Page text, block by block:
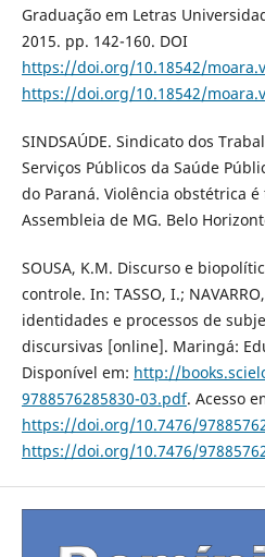
Graduação em Letras
2015. pp. 142-160. DOI
https://doi.org/10.18542/
https://doi.org/10.18542/
SINDSAÚDE. Sindicato dos
Serviços Públicos da Saúde
do Paraná. Violência obstétrica
Assembleia de MG. Belo
SOUSA, K.M. Discurso e
controle. In: TASSO, I.;
identidades e processos de
discursivas [online]. Maringá:
Disponível em: http://
9788576285830-03.pdf. Acesso
https://doi.org/10.7476/
https://doi.org/10.7476/